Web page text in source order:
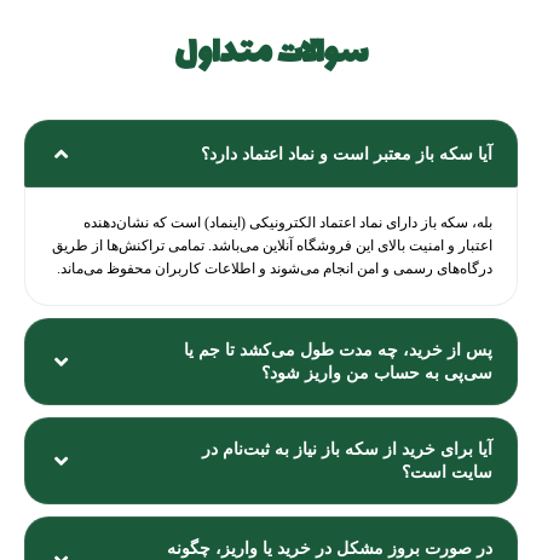
سوالات متداول
آیا سکه باز معتبر است و نماد اعتماد دارد؟
بله، سکه باز دارای نماد اعتماد الکترونیکی (اینماد) است که نشان‌دهنده
اعتبار و امنیت بالای این فروشگاه آنلاین می‌باشد. تمامی تراکنش‌ها از طریق
درگاه‌های رسمی و امن انجام می‌شوند و اطلاعات کاربران محفوظ می‌ماند.
پس از خرید، چه مدت طول می‌کشد تا جم یا
سی‌پی به حساب من واریز شود؟
آیا برای خرید از سکه باز نیاز به ثبت‌نام در
سایت است؟
در صورت بروز مشکل در خرید یا واریز، چگونه